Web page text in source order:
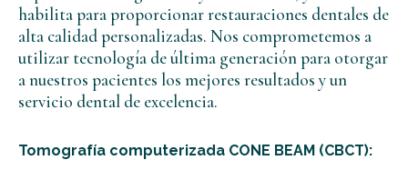
habilita para proporcionar restauraciones dentales de
alta calidad personalizadas. Nos comprometemos a
utilizar tecnología de última generación para otorgar
a nuestros pacientes los mejores resultados y un
servicio dental de excelencia.
Tomografía computerizada CONE BEAM (CBCT):